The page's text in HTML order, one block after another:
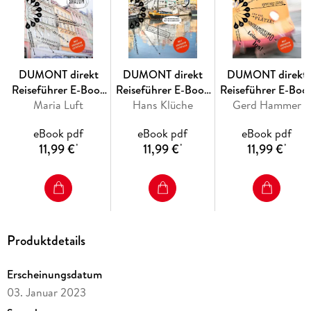
Gourmets in Backsteinbaracken dinieren. Oder im szenigen
Northern Quarter, in dessen Bars sich jeder wie ein
Bandmitglied von Oasis fühlt.
E-Book basiert auf: 1. Auflage 2023, Dumont Reiseverlag
Unser Special-Tipp: Erstellen Sie Ihren persönlichen
Reiseplan durch das Setzen von Lesezeichen und Ergänzen
von Notizen. . . . und durchsuchen Sie das E-Book in
Sekundenschnelle mit der praktischen Volltextsuche!
DUMONT direkt
Reiseführer E-Book
Breslau
Maria Luft
eBook pdf
11,99 €*
DUMONT direkt
Reiseführer E-Book
Kopenhagen
Hans Klüche
eBook pdf
11,99 €*
DUMONT direkt
Reiseführer E-
Lissabon
Gerd Hammer
eBook pdf
11,99 €*
Produktdetails
Erscheinungsdatum
03. Januar 2023